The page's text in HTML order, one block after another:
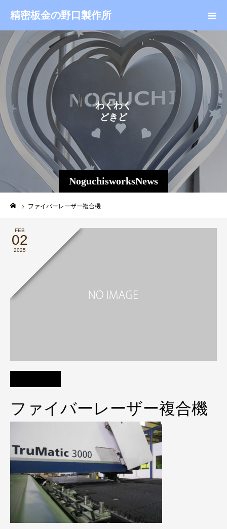
精密板金の野口製作所
NoguchisworksNews
わくわく
どきどき
ファイバーレーザー複合機
FEB
02
2025
ファイバーレーザー複合機